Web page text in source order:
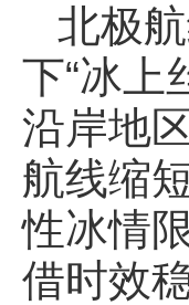
北极
下“冰上
沿岸地
航线缩
性冰情
借时效